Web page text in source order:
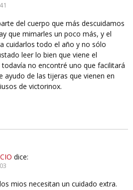
del cuerpo que más descuidamos
que mimarles un poco más, y el
cuidarlos todo el año y no sólo
leer lo bien que viene el
no encontré uno que facilitará
ayudo de las tijeras que vienen en
de victorinox.
dice:
mios necesitan un cuidado extra.